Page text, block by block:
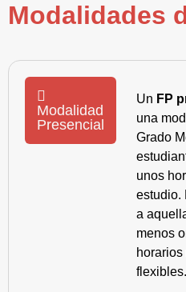
Modalidades
Modalidad
Presencial
Un FP
una
Grado
unos
estudio.
a
menos
flexibles.